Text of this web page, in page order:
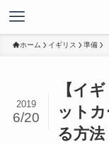
ホーム イギリス 準備
【イ
ット
る方法
2019
6/20